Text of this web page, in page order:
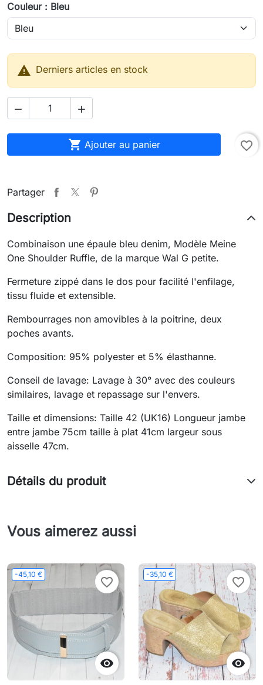
Couleur : Bleu
 Derniers articles en stock
 
 Ajouter au panier favorite_border
Partager
Description
Combinaison une épaule bleu denim, Modèle Meine
One Shoulder Ruffle, de la marque Wal G petite.
Fermeture zippé dans le dos pour facilité l'enfilage,
tissu fluide et extensible.
Rembourrages non amovibles à la poitrine, deux
poches avants.
Composition: 95% polyester et 5% élasthanne.
Conseil de lavage: Lavage à 30° avec des couleurs
similaires, lavage et repassage sur l'envers.
Taille et dimensions: Taille 42 (UK16) Longueur jambe
entre jambe 75cm taille à plat 41cm largeur sous
aisselle 47cm.
Détails du produit
Vous aimerez aussi
-45,10 €

favorite_border
-35,10 €

favorite_border